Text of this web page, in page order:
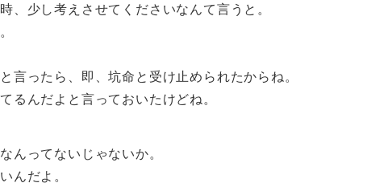
、少し考えさせてくださいなんて言うと。
言ったら、即、坑命と受け止められたからね。
るんだよと言っておいたけどね。
んってないじゃないか。
んだよ。